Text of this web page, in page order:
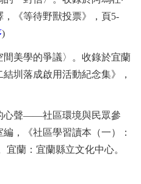
《等待野獸投票》，頁5-
)
間美學的爭議〉。收錄於宜蘭
圳落成啟用活動紀念集》，
心聲——社區環境與民眾參
，《社區學習讀本（一）：
宜蘭：宜蘭縣立文化中心。